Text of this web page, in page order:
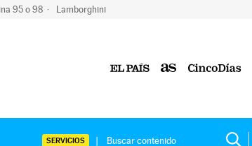
95 o 98 Lamborghini
SERVICIOS